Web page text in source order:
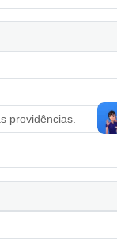
providências.